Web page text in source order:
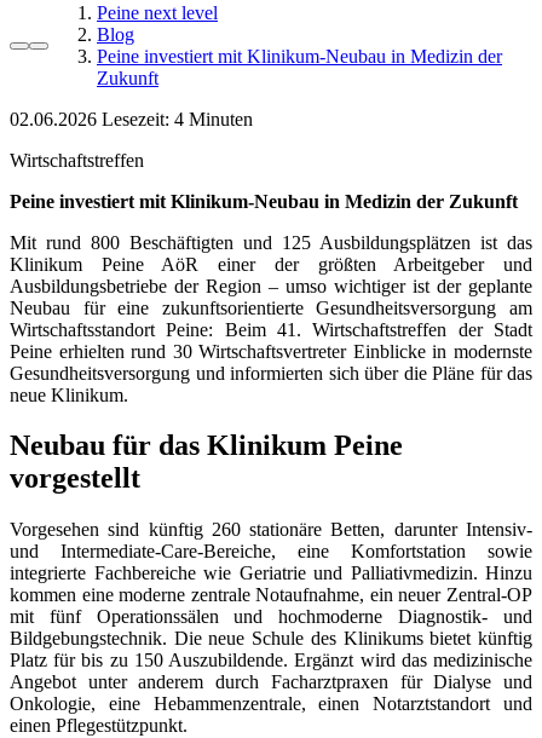
Peine next level
Blog
Peine investiert mit Klinikum-Neubau in Medizin der
Zukunft
02.06.2026 Lesezeit:
Wirtschaftstreffen
Peine investiert mit Klinikum-Neubau in Medizin der Zukunft
Mit rund 800 Beschäftigten und 125 Ausbildungsplätzen ist das
Klinikum Peine AöR einer der größten Arbeitgeber und
Ausbildungsbetriebe der Region – umso wichtiger ist der geplante
Neubau für eine zukunftsorientierte Gesundheitsversorgung am
Wirtschaftsstandort Peine: Beim 41. Wirtschaftstreffen der Stadt
Peine erhielten rund 30 Wirtschaftsvertreter Einblicke in modernste
Gesundheitsversorgung und informierten sich über die Pläne für das
neue Klinikum.
Neubau für das Klinikum Peine
vorgestellt
Vorgesehen sind künftig 260 stationäre Betten, darunter Intensiv-
und Intermediate-Care-Bereiche, eine Komfortstation sowie
integrierte Fachbereiche wie Geriatrie und Palliativmedizin. Hinzu
kommen eine moderne zentrale Notaufnahme, ein neuer Zentral-OP
mit fünf Operationssälen und hochmoderne Diagnostik- und
Bildgebungstechnik. Die neue Schule des Klinikums bietet künftig
Platz für bis zu 150 Auszubildende. Ergänzt wird das medizinische
Angebot unter anderem durch Facharztpraxen für Dialyse und
Onkologie, eine Hebammenzentrale, einen Notarztstandort und
einen Pflegestützpunkt.